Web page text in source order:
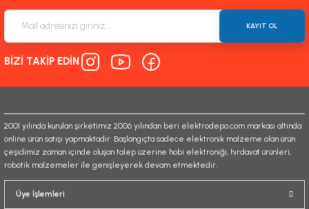
Ürün açıklamasında eksik bilgiler bulunuyor.
Ürün bilgilerinde hatalar bulunuyor.
Ürün fiyatı diğer sitelerden daha pahalı.
Gönder
KAYIT OL
BİZİ TAKİP EDİN
2001 yılında kurulan şirketimiz 2006 yılından beri elektrodepo.com markası altında
online ürün satışı yapmaktadır. Başlangıçta sadece elektronik malzeme olan ürün
çeşidimiz zaman içinde oluşan talep üzerine hobi elektroniği, hırdavat ürünleri,
robotik malzemeler ile genişleyerek devam etmektedir.
Üye İşlemleri